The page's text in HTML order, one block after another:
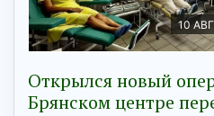
10
Открылся новый
Брянском центре